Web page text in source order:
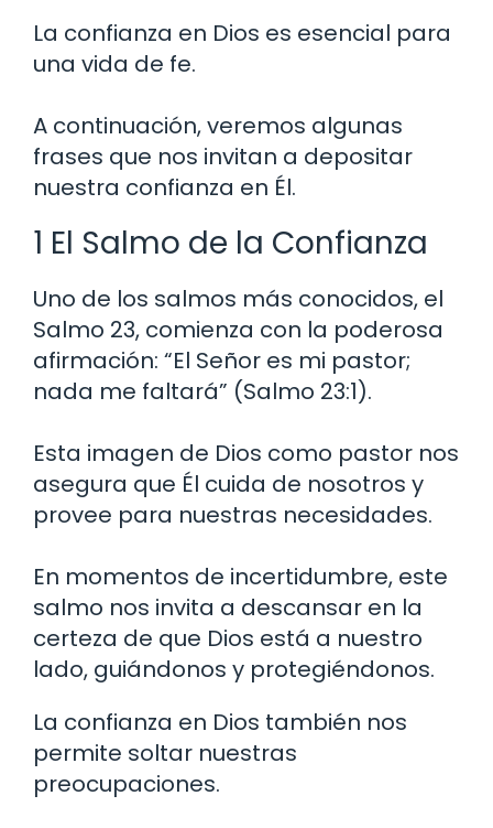
La confianza en Dios es esencial para
una vida de fe.
A continuación, veremos algunas
frases que nos invitan a depositar
nuestra confianza en Él.
1 El Salmo de la Confianza
Uno de los salmos más conocidos, el
Salmo 23, comienza con la poderosa
afirmación: “El Señor es mi pastor;
nada me faltará” (Salmo 23:1).
Esta imagen de Dios como pastor nos
asegura que Él cuida de nosotros y
provee para nuestras necesidades.
En momentos de incertidumbre, este
salmo nos invita a descansar en la
certeza de que Dios está a nuestro
lado, guiándonos y protegiéndonos.
La confianza en Dios también nos
permite soltar nuestras
preocupaciones.